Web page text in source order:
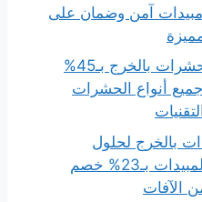
آمن وضمان على
شركة مكافحة حشرات بالخرج بـ45%
أنواع الحشرات
بالخرج لحلول
متطورة لرش المبيدات بـ23% خصم
الآفات